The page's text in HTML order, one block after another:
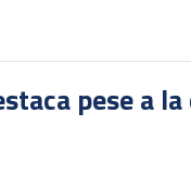
pese a